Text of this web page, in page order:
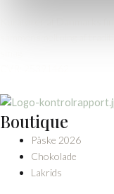
Boutique
Påske 2026
Chokolade
Lakrids